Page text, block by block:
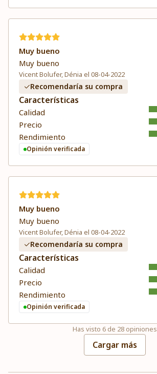
Muy bueno
Muy bueno
Vicent Bolufer, Dénia el 08-04-2022
Recomendaría su compra
Características
Calidad
Precio
Rendimiento
Opinión verificada
Muy bueno
Muy bueno
Vicent Bolufer, Dénia el 08-04-2022
Recomendaría su compra
Características
Calidad
Precio
Rendimiento
Opinión verificada
Has visto 6de 28opiniones
Cargar más